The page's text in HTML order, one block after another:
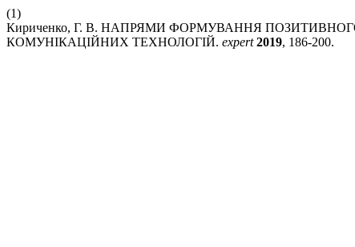
(1)
Кириченко, Г. В. НАПРЯМИ ФОРМУВАННЯ
КОМУНІКАЦІЙНИХ ТЕХНОЛОГІЙ. expert 2019, 186-200.